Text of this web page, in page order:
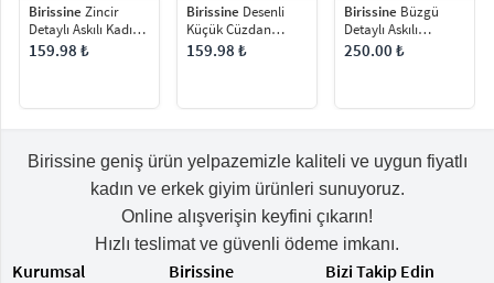
Birissine Zincir
Detaylı Askılı Kadın
Omuz Çantası
159.98 ₺
Birissine Desenli
Küçük Cüzdan
Detaylı Kadın El ve
159.98 ₺
Birissine Büzgü
Detaylı Askılı
Mıknatıs Kapaklı
250.00 ₺
Birissine geniş ürün yelpazemizle kaliteli ve uygun fiyatlı
kadın ve erkek giyim ürünleri sunuyoruz.
Online alışverişin keyfini çıkarın!
Hızlı teslimat ve güvenli ödeme imkanı.
Kurumsal Birissine Bizi Takip Edin